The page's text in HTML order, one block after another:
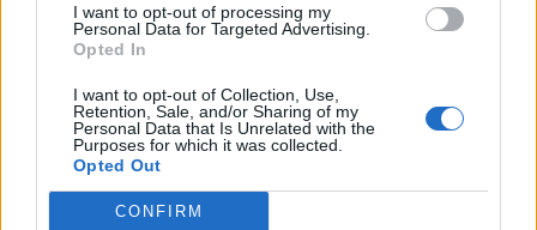
I want to opt-out of processing my
Personal Data for Targeted Advertising.
Opted In
I want to opt-out of Collection, Use,
Retention, Sale, and/or Sharing of my
Personal Data that Is Unrelated with the
Purposes for which it was collected.
Opted Out
CONFIRM
provincia di Foggia
Accadia (28)
Alberona (5)